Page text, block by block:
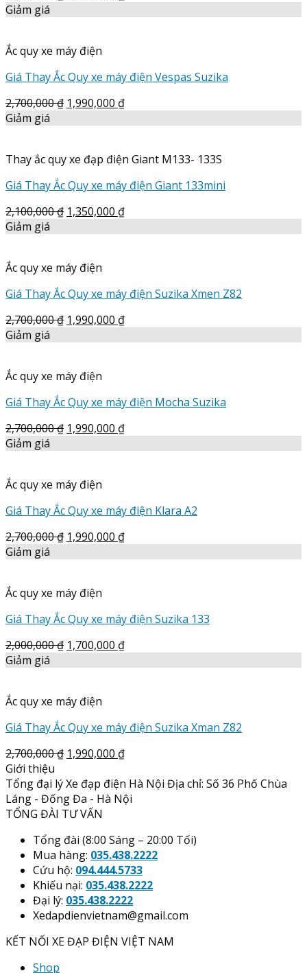
Giảm giá
Ắc quy xe máy điện
Giá Thay Ắc Quy xe máy điện Vespas Suzika
2,700,000₫ 1,990,000 ₫
Giảm giá
Thay ắc quy xe đạp điện Giant M133- 133S
Giá Thay Ắc Quy xe máy điện Giant 133mini
2,100,000₫ 1,350,000 ₫
Giảm giá
Ắc quy xe máy điện
Giá Thay Ắc Quy xe máy điện Suzika Xmen Z82
2,700,000₫ 1,990,000 ₫
Giảm giá
Ắc quy xe máy điện
Giá Thay Ắc Quy xe máy điện Mocha Suzika
2,700,000₫ 1,990,000 ₫
Giảm giá
Ắc quy xe máy điện
Giá Thay Ắc Quy xe máy điện Klara A2
2,700,000₫ 1,990,000 ₫
Giảm giá
Ắc quy xe máy điện
Giá Thay Ắc Quy xe máy điện Suzika 133
2,000,000₫ 1,700,000 ₫
Giảm giá
Ắc quy xe máy điện
Giá Thay Ắc Quy xe máy điện Suzika Xman Z82
2,700,000₫ 1,990,000 ₫
Giới thiệu
Tổng đại lý Xe đạp điện Hà Nội Địa chỉ: Số 36 Phố Chùa
Láng - Đống Đa - Hà Nội
TỔNG ĐÀI TƯ VẤN
Tổng đài (8:00 Sáng – 20:00 Tối)
Mua hàng: 035.438.2222
Cứu hộ: 094.444.5733
Khiếu nại: 035.438.2222
Đại lý: 035.438.2222
Xedapdienvietnam@gmail.com
KẾT NỐI XE ĐẠP ĐIỆN VIỆT NAM
Shop